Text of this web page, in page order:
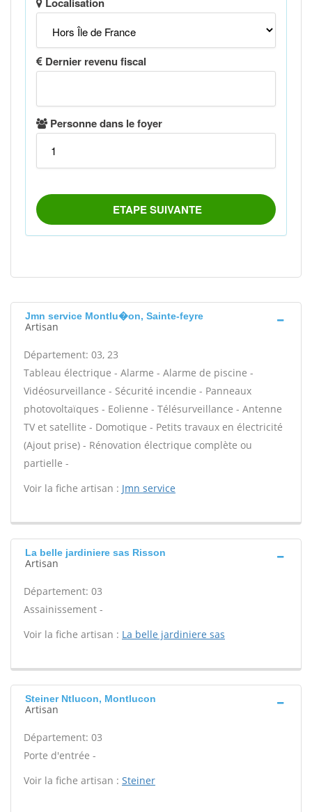
Jmn service Montlu�on, Sainte-feyre
Artisan
Département: 03, 23
Tableau électrique - Alarme - Alarme de piscine -
Vidéosurveillance - Sécurité incendie - Panneaux
photovoltaïques - Eolienne - Télésurveillance - Antenne
TV et satellite - Domotique - Petits travaux en électricité
(Ajout prise) - Rénovation électrique complète ou
partielle -
Voir la fiche artisan : Jmn service
La belle jardiniere sas Risson
Artisan
Département: 03
Assainissement -
Voir la fiche artisan : La belle jardiniere sas
Steiner Ntlucon, Montlucon
Artisan
Département: 03
Porte d'entrée -
Voir la fiche artisan : Steiner